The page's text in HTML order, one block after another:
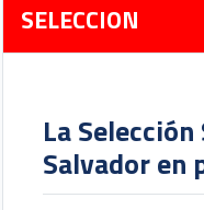
SELECCION
La
Salvador en